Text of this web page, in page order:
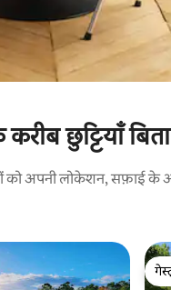
छुट्टियाँ
को अपनी लोकेशन, सफ़ाई के